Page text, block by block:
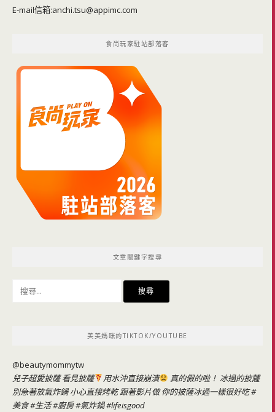
E-mail信箱:anchi.tsu@appimc.com
食尚玩家駐站部落客
文章關鍵字搜尋
美美媽咪的TIKTOK/YOUTUBE
@beautymommytw
兒子超愛披薩 看見披薩
用水沖直接崩潰
真的假的啦！ 冰過的披薩
別急著放氣炸鍋 小心直接烤乾 跟著影片做 你的披薩冰過一樣很好吃#
美食#生活#廚房#氣炸鍋#lifeisgood